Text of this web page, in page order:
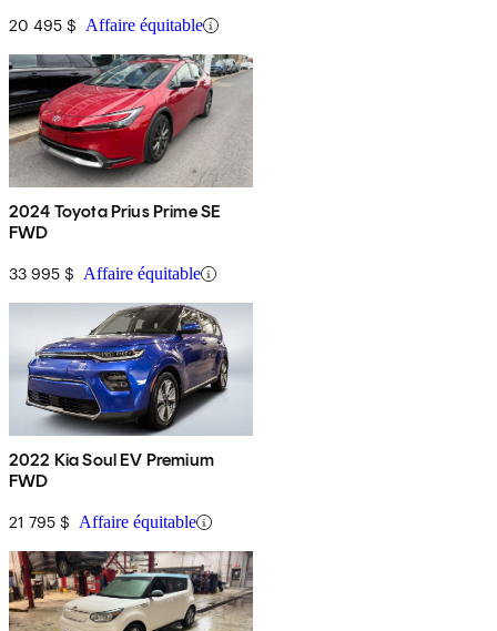
20 495 $ Affaire équitable
2024 Toyota Prius Prime SE
FWD
33 995 $ Affaire équitable
2022 Kia Soul EV Premium
FWD
21 795 $ Affaire équitable